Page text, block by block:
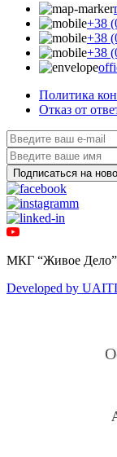
+38
+38
+38
Политика
Отказ от
МКГ “Живое Дело”
Developed by